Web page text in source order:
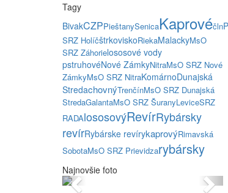
Tagy
BivakCZPPieštanySenicaKaprovéčln
SRZ HolíčštrkoviskoRiekaMalackyMsO
SRZ Záhorielososové vody
pstruhovéNové ZámkyNitraMsO SRZ Nové
ZámkyMsO SRZ NitraKomárnoDunajská
StredachovnýTrenčínMsO SRZ Dunajská
StredaGalantaMsO SRZ ŠuranyLeviceSRZ
RADAlososovýRevírRybársky
revírRybárske revírykaprovýRimavská
SobotaMsO SRZ Prievidzarybársky
Najnovšie foto
Previous Next